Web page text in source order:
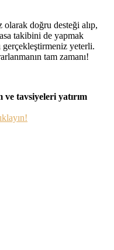
olarak doğru desteği alıp,
takibini de yapmak
gerçekleştirmeniz yeterli.
tam zamanı!
tavsiyeleri yatırım